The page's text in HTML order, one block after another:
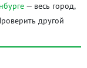
— весь город,
другой